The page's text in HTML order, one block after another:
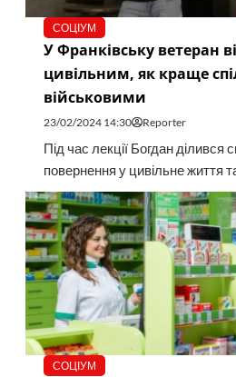
СОЦІУМ
У Франківську ветеран
цивільним, як краще
військовими
23/02/2024 14:30 Reporter
Під час лекції Богдан ділився
повернення у цивільне життя
СОЦІУМ